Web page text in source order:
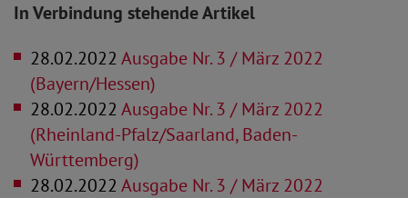
In Verbindung stehende Artikel
28.02.2022Ausgabe Nr. 3 / März 2022
(Bayern/Hessen)
28.02.2022Ausgabe Nr. 3 / März 2022
(Rheinland-Pfalz/Saarland, Baden-
Württemberg)
28.02.2022Ausgabe Nr. 3 / März 2022